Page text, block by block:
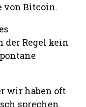
von Bitcoin.
der Regel kein
wir haben oft
sprechen.